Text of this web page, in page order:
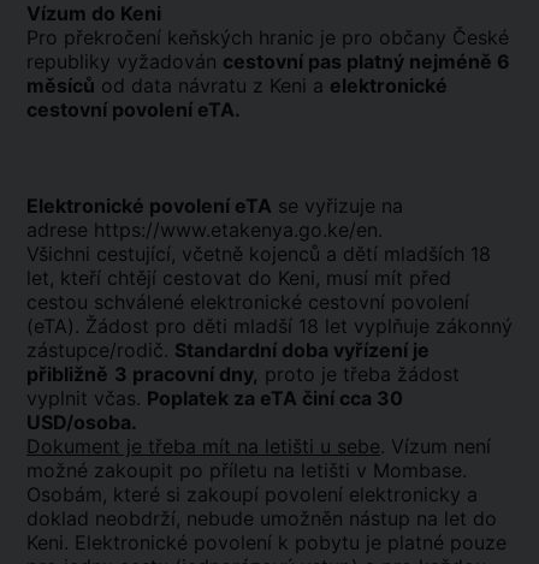
Vízum do Keni
Pro překročení keňských hranic je pro občany České
republiky vyžadován cestovní pas platný nejméně 6
měsíců od data návratu z Keni a elektronické
cestovní povolení eTA.
Elektronické povolení eTA se vyřizuje na
adrese https://www.etakenya.go.ke/en.
Všichni cestující, včetně kojenců a dětí mladších 18
let, kteří chtějí cestovat do Keni, musí mít před
cestou schválené elektronické cestovní povolení
(eTA). Žádost pro děti mladší 18 let vyplňuje zákonný
zástupce/rodič. Standardní doba vyřízení je
přibližně 3 pracovní dny, proto je třeba žádost
vyplnit včas. Poplatek za eTA činí cca 30
USD/osoba.
Dokument je třeba mít na letišti u sebe. Vízum není
možné zakoupit po příletu na letišti v Mombase.
Osobám, které si zakoupí povolení elektronicky a
doklad neobdrží, nebude umožněn nástup na let do
Keni. Elektronické povolení k pobytu je platné pouze